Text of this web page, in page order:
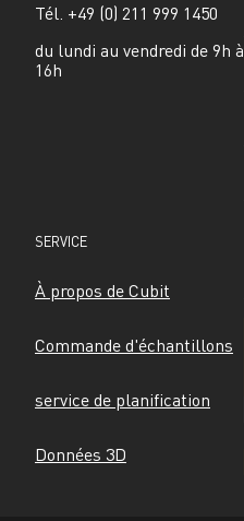
Tél. +49 (0) 211 999 1450
du lundi au vendredi de 9h à
16h
SERVICE
À propos de Cubit
Commande d'échantillons
service de planification
Données 3D